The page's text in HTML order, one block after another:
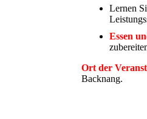
Lernen
Essen
Ort der
Backnang.